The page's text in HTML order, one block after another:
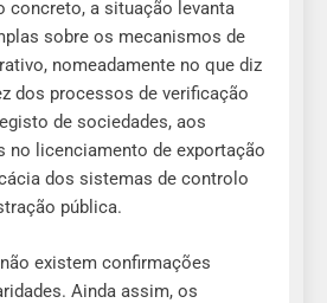
concreto, a situação levanta
sobre os mecanismos de
nomeadamente no que diz
dos processos de verificação
de sociedades, aos
no licenciamento de exportação
dos sistemas de controlo
pública.
existem confirmações
Ainda assim, os